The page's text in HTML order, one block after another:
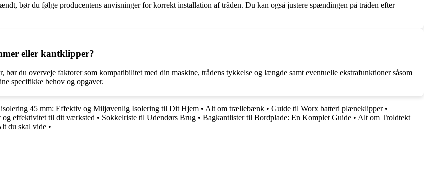
bør du følge producentens anvisninger for korrekt installation af tråden. Du kan også justere spændingen på tråden efter
eller kantklipper?
du overveje faktorer som kompatibilitet med din maskine, trådens tykkelse og længde samt eventuelle ekstrafunktioner såsom
specifikke behov og opgaver.
45 mm: Effektiv og Miljøvenlig Isolering til Dit Hjem • Alt om trællebænk • Guide til Worx batteri plæneklipper•
og effektivitet til dit værksted • Sokkelriste til Udendørs Brug • Bagkantlister til Bordplade: En Komplet Guide • Alt om Troldtekt
du skal vide •